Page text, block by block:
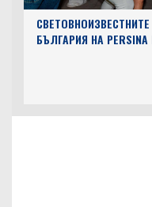
СВЕТОВНОИЗВЕСТНИТЕ
БЪЛГАРИЯ НА PERSINA